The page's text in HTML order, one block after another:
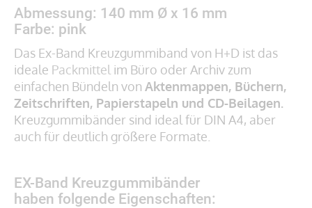
Abmessung: 140 mm Ø x 16 mm
Farbe: pink
Das Ex-Band Kreuzgummiband von H+D ist das
ideale Packmittel im Büro oder Archiv zum
einfachen Bündeln von Aktenmappen, Büchern,
Zeitschriften, Papierstapeln und CD-Beilagen.
Kreuzgummibänder sind ideal für DIN A4, aber
auch für deutlich größere Formate.
EX-Band Kreuzgummibänder
haben folgende Eigenschaften: